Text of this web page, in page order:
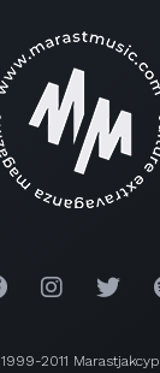
1999-2011 Marastjakcyp